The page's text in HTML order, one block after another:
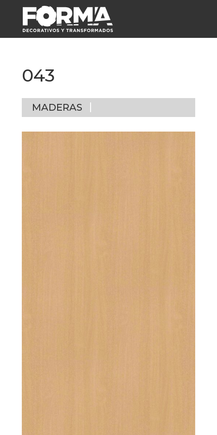
043
MADERAS